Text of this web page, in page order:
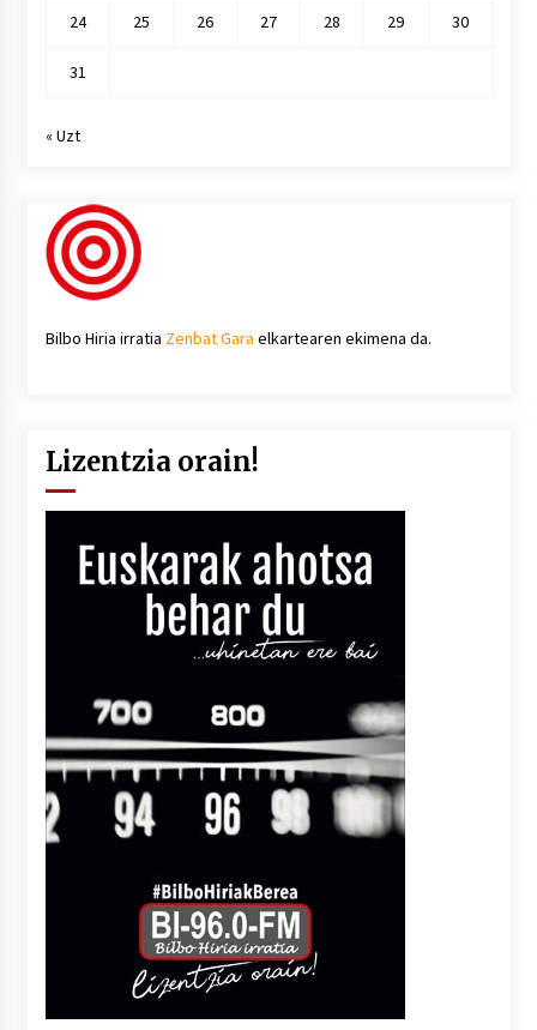
24 25 26 27 28 29 30
31
« Uzt
Bilbo Hiria irratia Zenbat Gara elkartearen ekimena da.
Lizentzia orain!